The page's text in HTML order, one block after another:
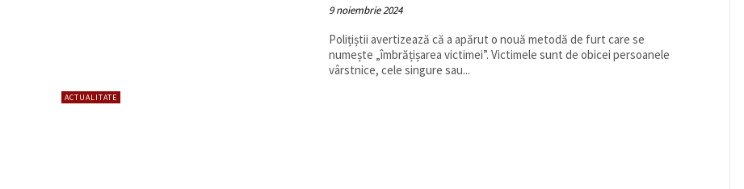
ACTUALITATE
9 noiembrie 2024
Polițiștii avertizează că a apărut o nouă metodă de furt care se
numește „îmbrățișarea victimei”. Victimele sunt de obicei persoanele
vârstnice, cele singure sau...